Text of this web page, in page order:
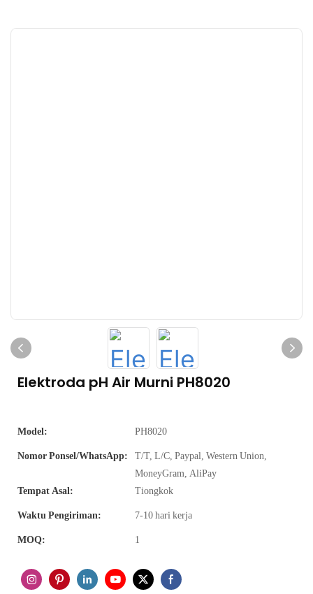
Elektroda pH Air Murni PH8020
Model: PH8020
Nomor Ponsel/WhatsApp:
T/T, L/C, Paypal, Western Union,
MoneyGram, AliPay
Tempat Asal:
Tiongkok
Waktu Pengiriman: 7-10 hari kerja
MOQ: 1